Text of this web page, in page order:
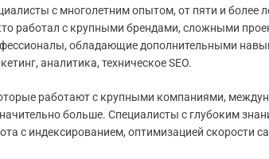
с многолетним опытом, от пяти и более
работал с крупными брендами, сложными
обладающие дополнительными
аналитика, техническое SEO.
работают с крупными компаниями,
больше. Специалисты с глубоким
с индексированием, оптимизацией скорости